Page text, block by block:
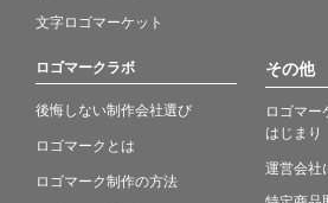
文字ロゴマーケット
ロゴマークラボ
後悔しない制作会社選び
ロゴマークとは
ロゴマーク制作の方法
その他
ロゴマー
はじまり
運営会社